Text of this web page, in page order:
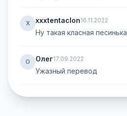
X xxxtentaclon16.11.2022
Ну такая класная песинька
О Олег17.09.2022
Ужазный перевод